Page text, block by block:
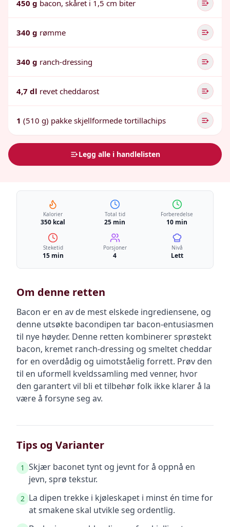
450 g bacon, skåret i 1,5 cm biter
340 g rømme
340 g ranch-dressing
4,7 dl revet cheddarost
1 (510 g) pakke skjellformede tortillachips
Legg alle i handlelisten
Kalorier
350 kcal
Total tid
25 min
Forberedelse
10 min
Steketid
15 min
Porsjoner
4
Nivå
Lett
Om denne retten
Bacon er en av de mest elskede ingrediensene, og
denne utsøkte bacondipen tar bacon-entusiasmen
til nye høyder. Denne retten kombinerer sprøstekt
bacon, kremet ranch-dressing og smeltet cheddar
for en overdådig og uimotståelig forrett. Prøv den
til en uformell kveldssamling med venner, hvor
den garantert vil bli et tilbehør folk ikke klarer å la
være å forsyne seg av.
Tips og Varianter
1 Skjær baconet tynt og jevnt for å oppnå en
jevn, sprø tekstur.
2 La dipen trekke i kjøleskapet i minst én time for
at smakene skal utvikle seg ordentlig.